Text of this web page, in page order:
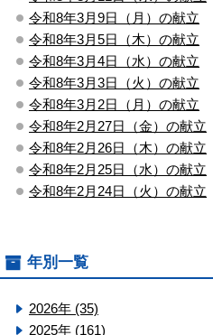
令和8年3月9日（月）の献立
令和8年3月5日（木）の献立
令和8年3月4日（水）の献立
令和8年3月3日（火）の献立
令和8年3月2日（月）の献立
令和8年2月27日（金）の献立
令和8年2月26日（木）の献立
令和8年2月25日（水）の献立
令和8年2月24日（火）の献立
年別一覧
2026年 (35)
2025年 (161)